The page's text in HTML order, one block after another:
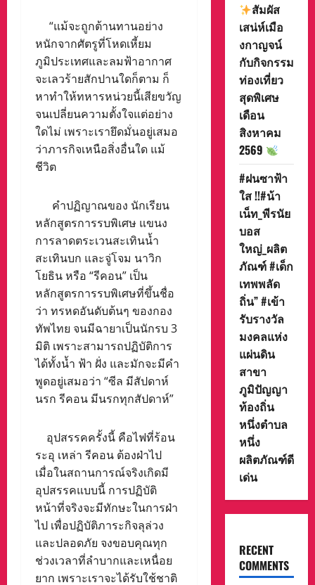
“แม้จะถูกต้านทานอย่าง
หนักจากศัตรูที่โหดเหี้ยม
ภูมิประเทศและลมฟ้าอากาศ
จะเลวร้ายสักปานใดก็ตาม ก็
หาทำให้ทหารหน่วยนี้เสียขวัญ
จนเปลี่ยนความตั้งใจแต่อย่าง
ใดไม่ เพราะเรายึดมั่นอยู่เสมอ
ว่าภารกิจเหนือสิ่งอื่นใด แม้
ชีวิต
คำปฏิญาณของ นักเรียน
หลักสูตรการรบพิเศษ แขนง
การลาดตระเวนสะเทินน้ำ
สะเทินบก และจู่โจม นาวิก
โยธิน หรือ “รีคอน” เป็น
หลักสูตรการรบพิเศษที่ขึ้นชื่อ
ว่า ทรหดอันดับต้นๆ ของกอง
ทัพไทย จนมีฉายาเป็นนักรบ 3
มิติ เพราะสามารถปฏิบัติการ
ได้ทั้งน้ำ ฟ้า ฝั่ง และมักจะมีคำ
พูดอยู่เสมอว่า “ซีล มีสัปดาห์
นรก รีคอน มีนรกทุกสัปดาห์”
อุปสรรคครั้งนี้ คือไฟที่ร้อน
ระอุ เหล่า รีคอน ต้องฝ่าไป
เมื่อในสถานการณ์จริงเกิดมี
อุปสรรคแบบนี้ การปฏิบัติ
หน้าที่จริงจะมีทักษะในการฝ่า
ไป เพื่อปฏิบัติภาระกิจลุล่วง
และปลอดภัย จงขอบคุณทุก
ช่วงเวลาที่ลำบากและเหนื่อย
ยาก เพราะเราจะได้รับใช้ชาติ
สัมผัส
เสน่ห์เมือ
งกาญจน์
กับกิจกรรม
ท่องเที่ยว
สุดพิเศษ
เดือน
สิงหาคม
2569
#ฝนซาฟ้า
ใส !!#น้า
เน็ท_พีรนัย
บอส
ใหญ่_ผลิต
ภัณฑ์ #เด็ก
เทพพลัด
ถิ่น” #เข้า
รับรางวัล
มงคลแห่ง
แผ่นดิน
สาขา
ภูมิปัญญา
ท้องถิ่น
หนึ่งตำบล
หนึ่ง
ผลิตภัณฑ์ดี
เด่น
RECENT
COMMENTS